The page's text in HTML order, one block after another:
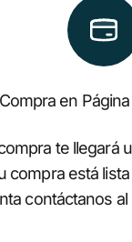
Compra en
te llegará
compra está
contáctanos al